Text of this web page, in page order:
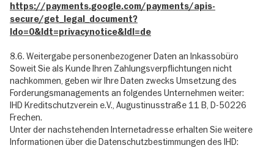
https://payments.google.com/payments/apis-
secure/get_legal_document?
ldo=0&ldt=privacynotice&ldl=de
8.6. Weitergabe personenbezogener Daten an Inkassobüro
Soweit Sie als Kunde Ihren Zahlungsverpflichtungen nicht
nachkommen, geben wir Ihre Daten zwecks Umsetzung des
Forderungsmanagements an folgendes Unternehmen weiter:
IHD Kreditschutzverein e.V., Augustinusstraße 11 B, D-50226
Frechen.
Unter der nachstehenden Internetadresse erhalten Sie weitere
Informationen über die Datenschutzbestimmungen des IHD: